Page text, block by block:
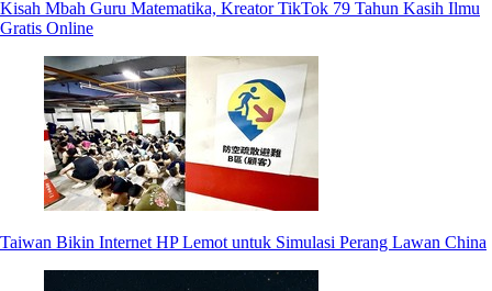
Kisah Mbah Guru Matematika, Kreator TikTok 79 Tahun Kasih Ilmu
Gratis Online
Taiwan Bikin Internet HP Lemot untuk Simulasi Perang Lawan China